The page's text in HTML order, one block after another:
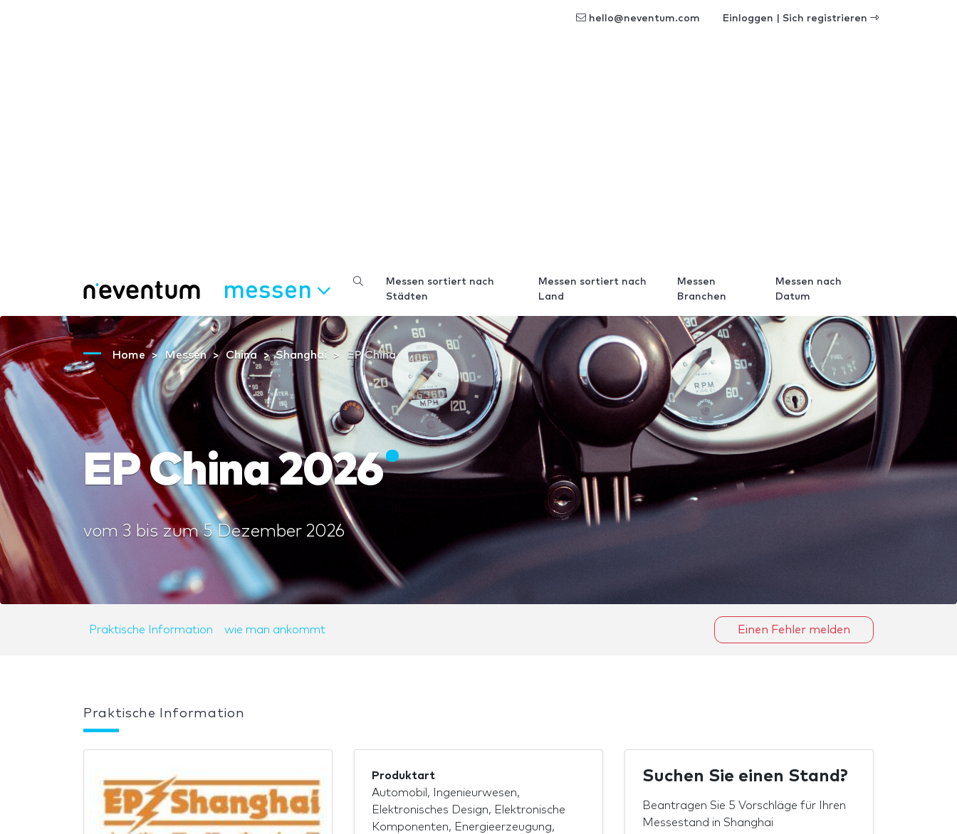
hello@neventum.com Einloggen | Sich registrieren
messen
Messen sortiert nach
Städten
Messen sortiert nach
Land
Messen
Branchen
Messen nach
Datum
Home Messen China Shanghai EP China
EP China 2026
vom 3 bis zum5 Dezember 2026
Praktische Information wie man ankommt Einen Fehler melden
Praktische Information
Produktart
Automobil, Ingenieurwesen,
Elektronisches Design, Elektronische
Komponenten, Energieerzeugung,
Suchen Sie einen Stand?
Beantragen Sie 5 Vorschläge für Ihren
Messestand in Shanghai